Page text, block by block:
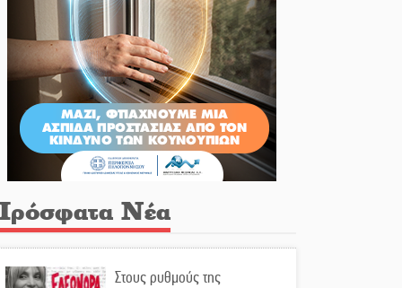
Νέα
Στους ρυθμούς της